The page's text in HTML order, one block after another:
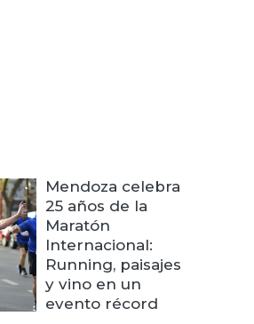
Mendoza celebra
25 años de la
Maratón
Internacional:
Running, paisajes
y vino en un
evento récord